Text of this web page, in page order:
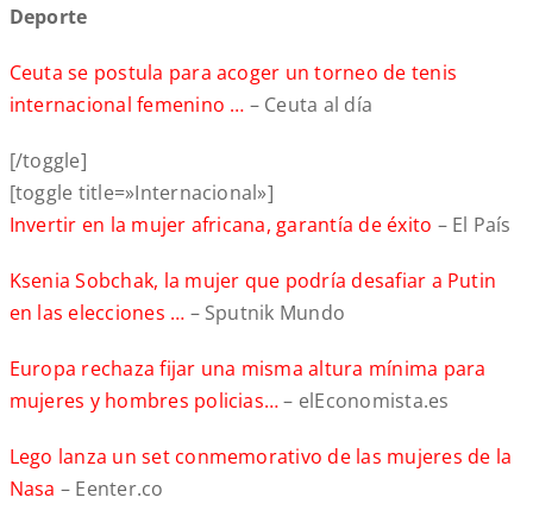
Deporte
Ceuta se postula para acoger un torneo de tenis
internacional femenino … – Ceuta al día
[/toggle]
[toggle title=»Internacional»]
Invertir en la mujer africana, garantía de éxito – El País
Ksenia Sobchak, la mujer que podría desafiar a Putin
en las elecciones … – Sputnik Mundo
Europa rechaza fijar una misma altura mínima para
mujeres y hombres policias…– elEconomista.es
Lego lanza un set conmemorativo de las mujeres de la
Nasa – Eenter.co